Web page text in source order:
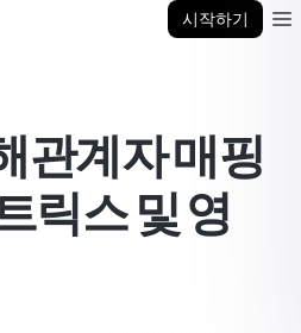
시작하기
관계자 매핑
릭스 및 영